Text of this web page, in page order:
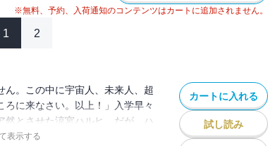
※無料、予約、入荷通知のコンテンツはカートに追加されません。
1 2
ん。この中に宇宙人、未来人、超
に来なさい。以上！」入学早々
然とさせた涼宮ハルヒ。だが、ハ
謎の集団・ＳＯＳ団を結成した
表示する
カートに入れる
試し読み